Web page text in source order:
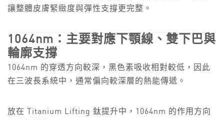
讓整體皮膚緊緻度與彈性支撐更完整。
1064nm：主要對應下顎線、雙下巴與
輪廓支撐
1064nm 的穿透方向較深，黑色素吸收相對較低，因此
在三波長系統中，通常偏向較深層的熱能傳遞。
放在 Titanium Lifting 鈦提升中，1064nm 的作用方向